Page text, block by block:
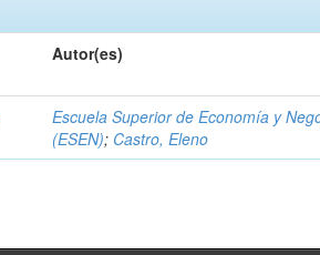
Autor(es)
Escuela Superior de Economía y
(ESEN); Castro, Eleno